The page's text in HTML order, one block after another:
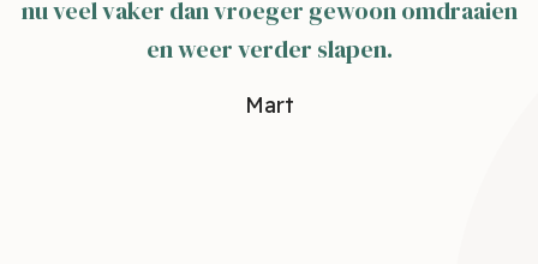
nu veel vaker dan vroeger gewoon omdraaien
en weer verder slapen.
Mart